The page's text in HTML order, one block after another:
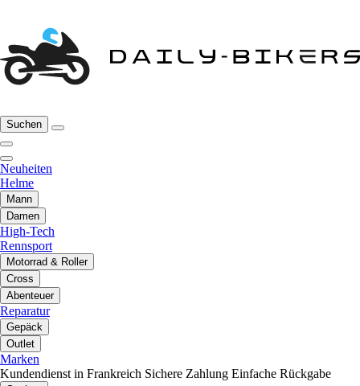
Suchen
Neuheiten
Helme
Mann
Damen
High-Tech
Rennsport
Motorrad & Roller
Cross
Abenteuer
Reparatur
Gepäck
Outlet
Marken
Kundendienst in Frankreich Sichere Zahlung Einfache Rückgabe